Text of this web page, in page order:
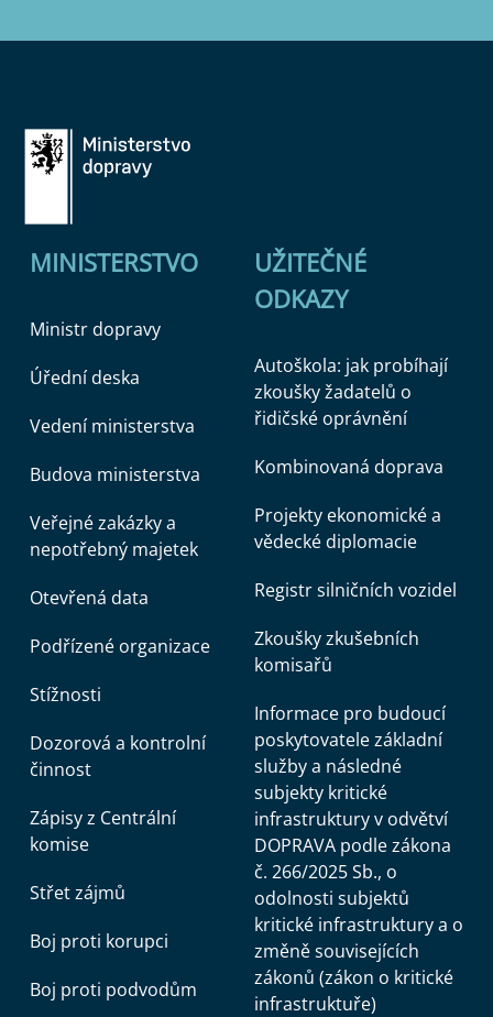
MINISTERSTVO
Ministr dopravy
Úřední deska
Vedení ministerstva
Budova ministerstva
Veřejné zakázky a
nepotřebný majetek
Otevřená data
Podřízené organizace
Stížnosti
Dozorová a kontrolní
činnost
Zápisy z Centrální
komise
Střet zájmů
Boj proti korupci
Boj proti podvodům
UŽITEČNÉ
ODKAZY
Autoškola: jak probíhají
zkoušky žadatelů o
řidičské oprávnění
Kombinovaná doprava
Projekty ekonomické a
vědecké diplomacie
Registr silničních vozidel
Zkoušky zkušebních
komisařů
Informace pro budoucí
poskytovatele základní
služby a následné
subjekty kritické
infrastruktury v odvětví
DOPRAVA podle zákona
č. 266/2025 Sb., o
odolnosti subjektů
kritické infrastruktury a o
změně souvisejících
zákonů (zákon o kritické
infrastruktuře)